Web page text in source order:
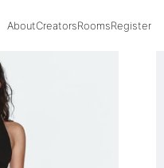
AboutCreatorsRoomsRegister